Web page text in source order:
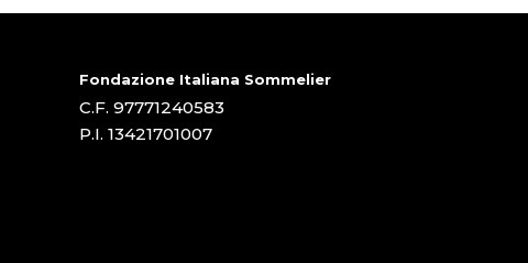
Fondazione Italiana Sommelier
C.F. 97771240583
P.I. 13421701007